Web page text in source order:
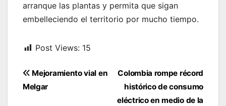
arranque las plantas y permita que sigan
embelleciendo el territorio por mucho tiempo.
Post Views: 15
Navegación
de
Colombia rompe récord
histórico de consumo
eléctrico en medio de la
Mejoramiento vial en
Melgar